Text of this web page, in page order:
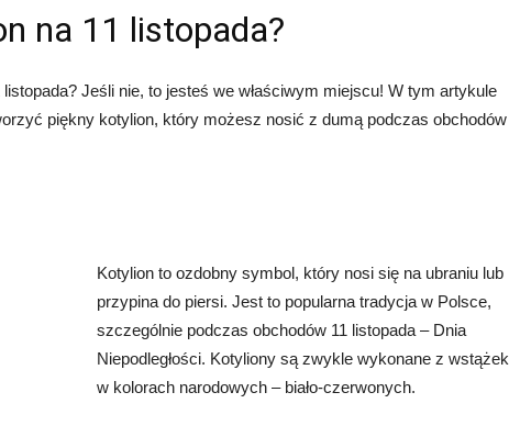
na 11 listopada?
Jeśli nie, to jesteś we właściwym miejscu! W tym artykule
piękny kotylion, który możesz nosić z dumą podczas obchodów
Kotylion to ozdobny symbol, który nosi się na ubraniu lub
przypina do piersi. Jest to popularna tradycja w Polsce,
szczególnie podczas obchodów 11 listopada – Dnia
Niepodległości. Kotyliony są zwykle wykonane z wstążek
w kolorach narodowych – biało-czerwonych.